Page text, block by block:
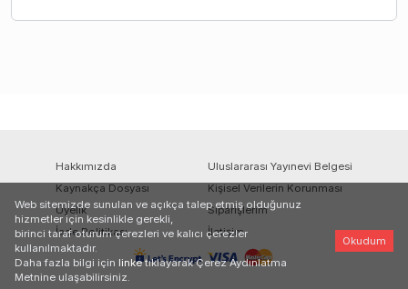
Hakkımızda
Uluslararası Yayınevi Belgesi
Kaynakça Dosyası
Kişisel Verilerin Korunması
Üyelik
Siparişlerim
İade Politikası
İletişim
Web sitemizde sunulan ve açıkça talep etmiş olduğunuz
hizmetler için kesinlikle gerekli,
birinci taraf oturum çerezleri ve kalıcı çerezler
kullanılmaktadır.
Daha fazla bilgi için linke tıklayarak Çerez Aydınlatma
Metnine ulaşabilirsiniz.
Okudum